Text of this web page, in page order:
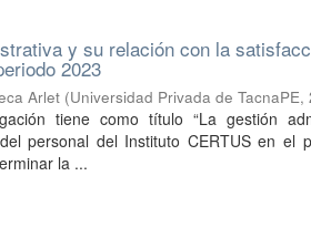
y su relación con la
2023
Arlet (Universidad Privada de TacnaPE,
tiene como título “La gestión
personal del Instituto CERTUS en el
la ...